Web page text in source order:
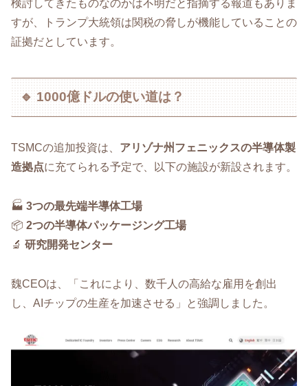
検討してきたものなのかは不明だと指摘する報道もありま
すが、トランプ大統領は関税の脅しが機能していることの
証拠だとしています。
🔹 1000億ドルの使い道は？
TSMCの追加投資は、 アリゾナ州フェニックスの半導体製
造拠点に充てられる予定で、以下の施設が新設されます。
🏭 3つの最先端半導体工場
📦 2つの半導体パッケージング工場
🔬 研究開発センター
魏CEOは、「これにより、数千人の高給な雇用を創出
し、AIチップの生産を加速させる」と強調しました。